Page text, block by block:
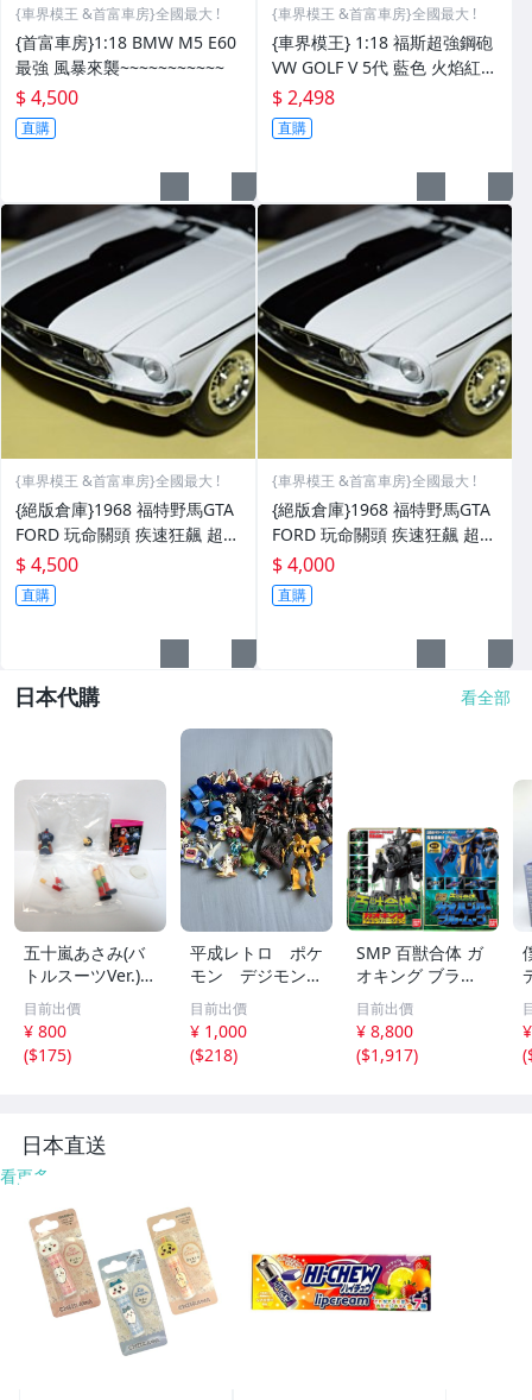
{車界模王 &首富車房}全國最大 !
{首富車房}1:18 BMW M5 E60
最強 風暴來襲~~~~~~~~~~~
$ 4,500
直購
{車界模王 &首富車房}全國最大 !
{車界模王} 1:18 福斯超強鋼砲
VW GOLF V 5代 藍色 火焰紅 2
色全新到!!!!!
$ 2,498
直購
{車界模王 &首富車房}全國最大 !
{絕版倉庫}1968 福特野馬GTA
FORD 玩命關頭 疾速狂飆 超稀
有!!!
$ 4,500
直購
{車界模王 &首富車房}全國最大 !
{絕版倉庫}1968 福特野馬GTA
FORD 玩命關頭 疾速狂飆 超稀
有!!!
$ 4,000
直購
日本代購 看全部
五十嵐あさみ(バ
トルスーツVer.)G
FC MEZZO-メゾ F
eaturing フィギ
ュア レアバージ
ョン■美少女フィ
目前出價
¥ 800
($175)
平成レトロ ポケ
モン デジモン
ワンピース フィ
ギュア 大量まと
め売り 特撮 アニ
メ ゲーム キャラ
目前出價
¥ 1,000
($218)
SMP 百獣合体 ガ
オキング ブラッ
クバージョン&百
獣合体 ガオハン
ターブルームーン
【プレミアムバン
目前出價
¥ 8,800
($1,917)
(
日本直送
看更多